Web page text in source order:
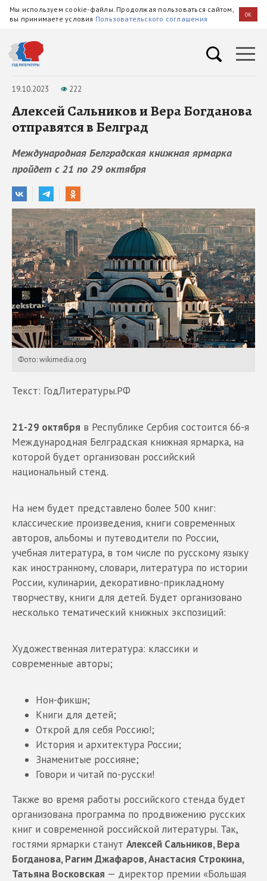
Мы используем cookie-файлы. Продолжая пользоваться сайтом,
вы принимаете условия Пользовательского соглашения OK
19.10.2023 222
Алексей Сальников и Вера Богданова
отправятся в Белград
Международная Белградская книжная ярмарка
пройдет с 21 по 29 октября
Фото: wikimedia.org
Текст: ГодЛитературы.РФ
21-29 октября в Республике Сербия состоится 66-я
Международная Белградская книжная ярмарка, на
которой будет организован российский
национальный стенд.
На нем будет представлено более 500 книг:
классические произведения, книги современных
авторов, альбомы и путеводители по России,
учебная литература, в том числе по русскому языку
как иностранному, словари, литература по истории
России, кулинарии, декоративно-прикладному
творчеству, книги для детей. Будет организовано
несколько тематический книжных экспозиций:
Художественная литература: классики и
современные авторы;
Нон-фикшн;
Книги для детей;
Открой для себя Россию!;
История и архитектура России;
Знаменитые россияне;
Говори и читай по-русски!
Также во время работы российского стенда будет
организована программа по продвижению русских
книг и современной российской литературы. Так,
гостями ярмарки станут Алексей Сальников, Вера
Богданова, Рагим Джафаров, Анастасия Строкина,
Татьяна Восковская — директор премии «Большая